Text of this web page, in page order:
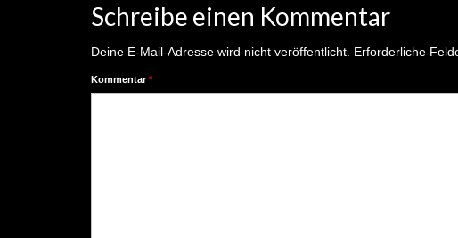
Schreibe einen Kommentar
Deine E-Mail-Adresse wird nicht veröffentlicht. Erforderliche
Kommentar*